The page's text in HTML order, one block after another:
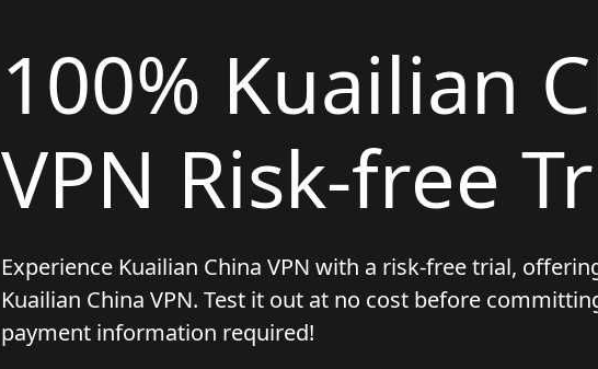
100% Kuailian
VPN Risk-free
Experience Kuailian China VPN with a risk-free trial,
Kuailian China VPN. Test it out at no cost before
payment information required!